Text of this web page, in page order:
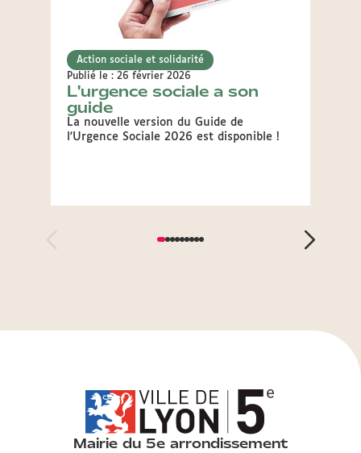
Action sociale et solidarité
Publié le : 26 février 2026
L'urgence sociale a son
guide
La nouvelle version du Guide de
l'Urgence Sociale 2026 est disponible !
Mairie du 5e arrondissement